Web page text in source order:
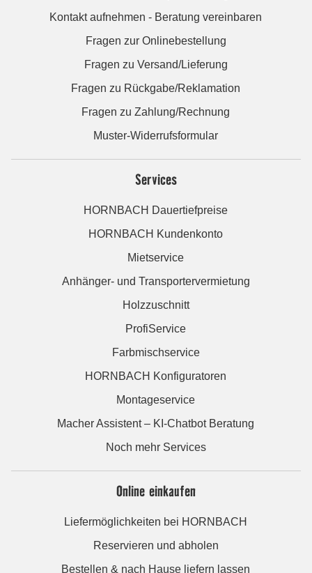
Kontakt aufnehmen - Beratung vereinbaren
Fragen zur Onlinebestellung
Fragen zu Versand/Lieferung
Fragen zu Rückgabe/Reklamation
Fragen zu Zahlung/Rechnung
Muster-Widerrufsformular
Services
HORNBACH Dauertiefpreise
HORNBACH Kundenkonto
Mietservice
Anhänger- und Transportervermietung
Holzzuschnitt
ProfiService
Farbmischservice
HORNBACH Konfiguratoren
Montageservice
Macher Assistent – KI-Chatbot Beratung
Noch mehr Services
Online einkaufen
Liefermöglichkeiten bei HORNBACH
Reservieren und abholen
Bestellen & nach Hause liefern lassen